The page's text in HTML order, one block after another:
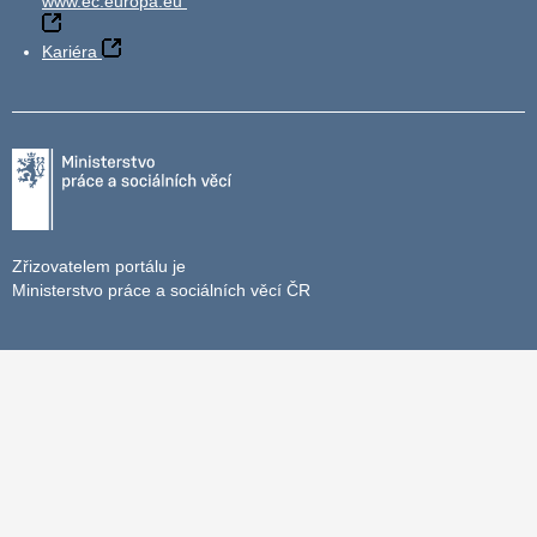
Kariéra
Zřizovatelem portálu je
Ministerstvo práce a sociálních věcí ČR